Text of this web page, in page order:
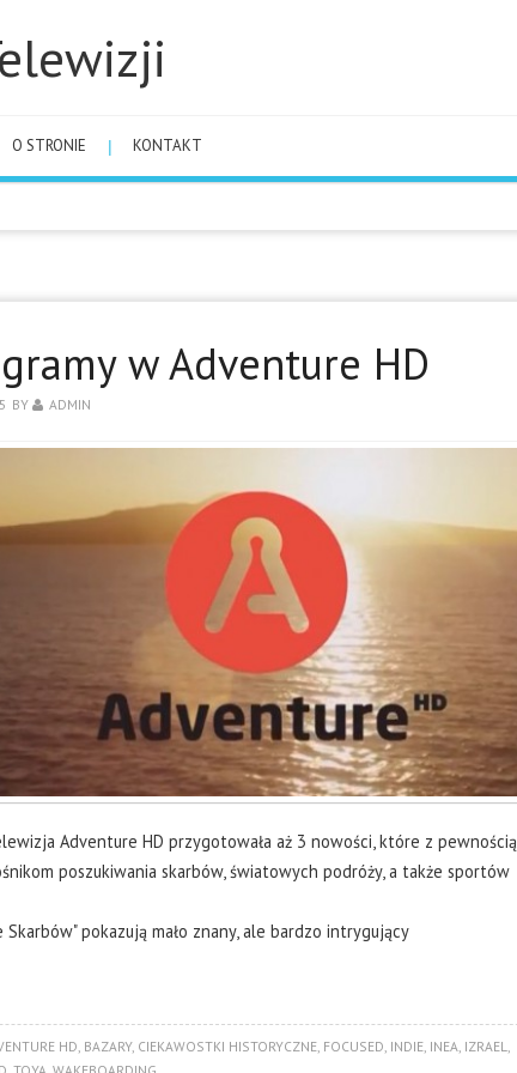
O STRONIE KONTAKT
w Adventure HD
BY ADMIN
Adventure HD przygotowała aż 3 nowości, które z pewnością
poszukiwania skarbów, światowych podróży, a także sportów
Skarbów" pokazują mało znany, ale bardzo intrygujący
HD BAZARY, CIEKAWOSTKI HISTORYCZNE, FOCUSED INDIE, INEA IZRAEL